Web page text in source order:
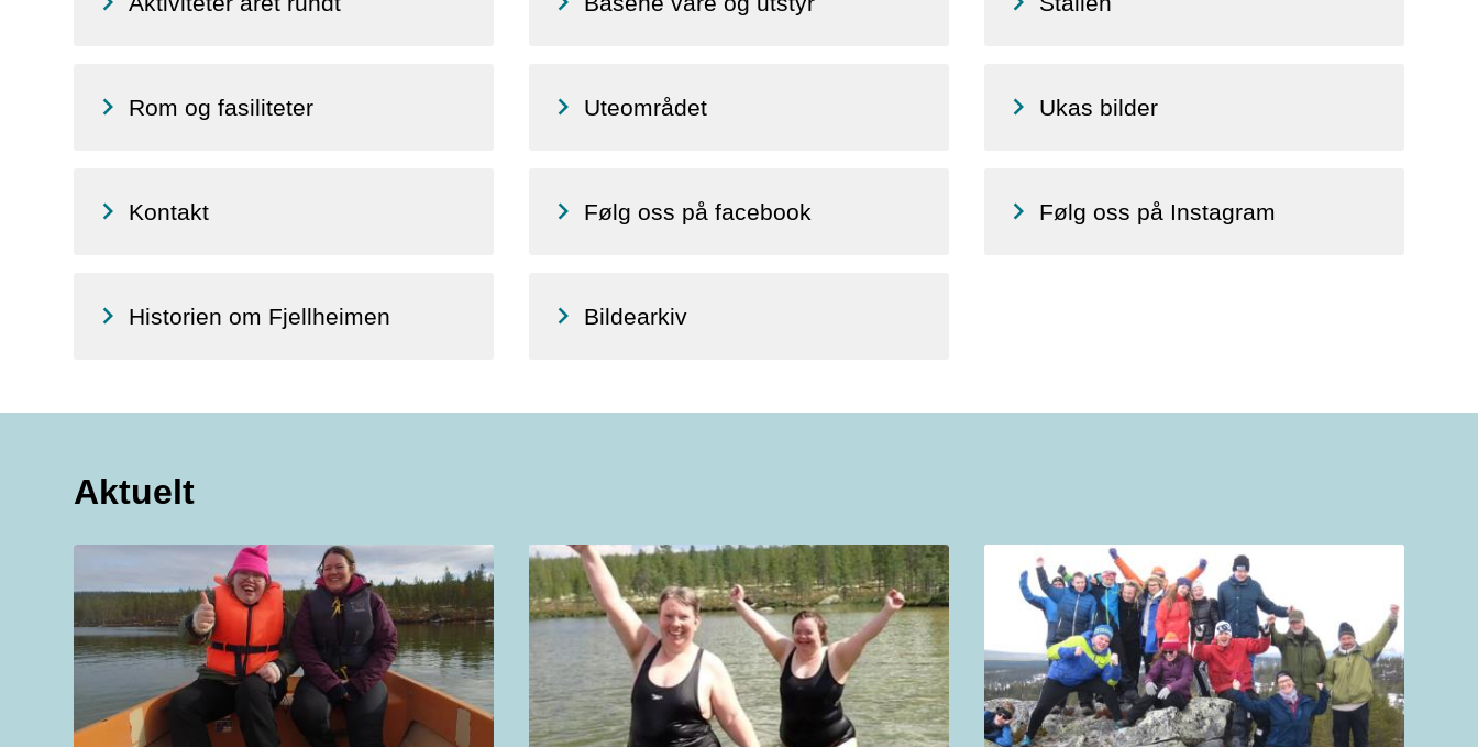
Rom og fasiliteter Uteområdet Ukas bilder
Kontakt Følg oss på facebook Følg oss på Instagram
Historien om Fjellheimen Bildearkiv
Aktuelt